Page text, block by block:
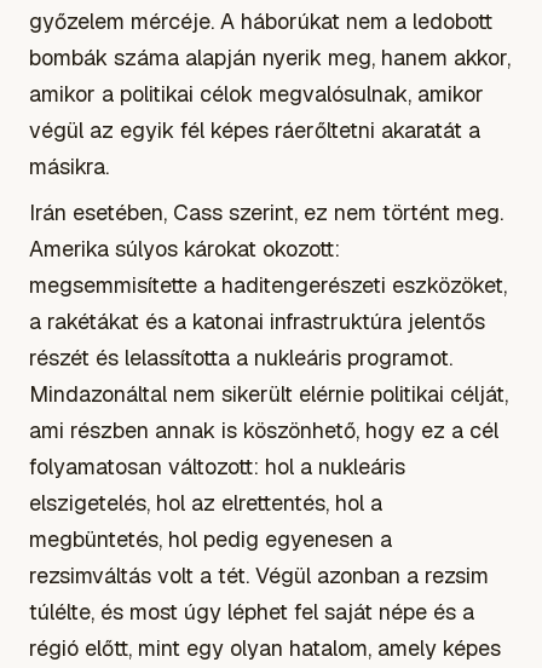
győzelem mércéje. A háborúkat nem a ledobott
bombák száma alapján nyerik meg, hanem akkor,
amikor a politikai célok megvalósulnak, amikor
végül az egyik fél képes ráerőltetni akaratát a
másikra.
Irán esetében, Cass szerint, ez nem történt meg.
Amerika súlyos károkat okozott:
megsemmisítette a haditengerészeti eszközöket,
a rakétákat és a katonai infrastruktúra jelentős
részét és lelassította a nukleáris programot.
Mindazonáltal nem sikerült elérnie politikai célját,
ami részben annak is köszönhető, hogy ez a cél
folyamatosan változott: hol a nukleáris
elszigetelés, hol az elrettentés, hol a
megbüntetés, hol pedig egyenesen a
rezsimváltás volt a tét. Végül azonban a rezsim
túlélte, és most úgy léphet fel saját népe és a
régió előtt, mint egy olyan hatalom, amely képes